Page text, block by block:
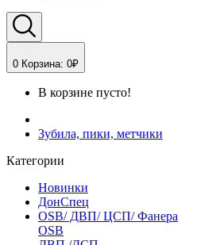
0 Корзина: 0₽
В корзине пусто!
Зубила, пики, метчики
Категории
Новинки
ДонСпец
OSB/ ДВП/ ЦСП/ Фанера
OSB